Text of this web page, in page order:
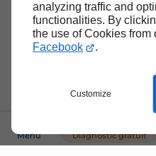
analyzing traffic and
functionalities. By
the use of Cookies from
Facebook
.
Customize
Menu Diagnostic gratuit